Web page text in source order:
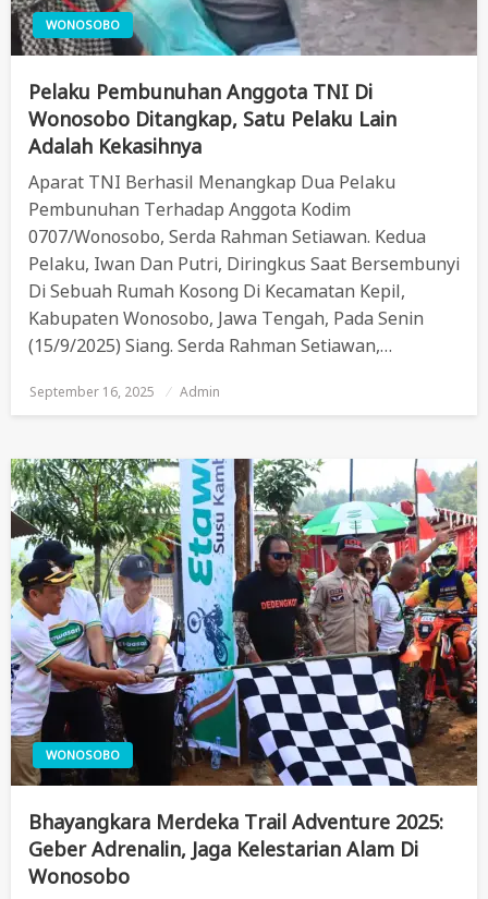
WONOSOBO
Pelaku Pembunuhan Anggota TNI Di
Wonosobo Ditangkap, Satu Pelaku Lain
Adalah Kekasihnya
Aparat TNI Berhasil Menangkap Dua Pelaku
Pembunuhan Terhadap Anggota Kodim
0707/Wonosobo, Serda Rahman Setiawan. Kedua
Pelaku, Iwan Dan Putri, Diringkus Saat Bersembunyi
Di Sebuah Rumah Kosong Di Kecamatan Kepil,
Kabupaten Wonosobo, Jawa Tengah, Pada Senin
(15/9/2025) Siang. Serda Rahman Setiawan,…
Posted
On
September 16, 2025 Admin
WONOSOBO
Bhayangkara Merdeka Trail Adventure 2025:
Geber Adrenalin, Jaga Kelestarian Alam Di
Wonosobo